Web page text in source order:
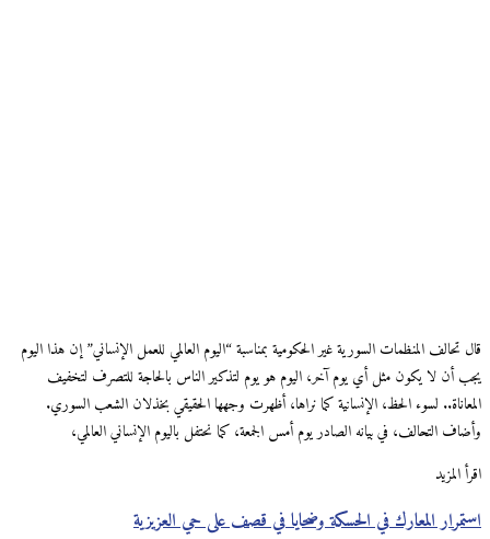
قال تحالف المنظمات السورية غير الحكومية بمناسبة “اليوم العالمي للعمل الإنساني” إن هذا اليوم
يجب أن لا يكون مثل أي يوم آخر، اليوم هو يوم لتذكير الناس بالحاجة للتصرف لتخفيف
المعاناة.. لسوء الحظ، الإنسانية كما نراها، أظهرت وجهها الحقيقي بخذلان الشعب السوري.
وأضاف التحالف، في بيانه الصادر يوم أمس الجمعة، كما نحتفل باليوم الإنساني العالمي،
اقرأ المزيد
استمرار المعارك في الحسكة وضحايا في قصف على حي العزيزية